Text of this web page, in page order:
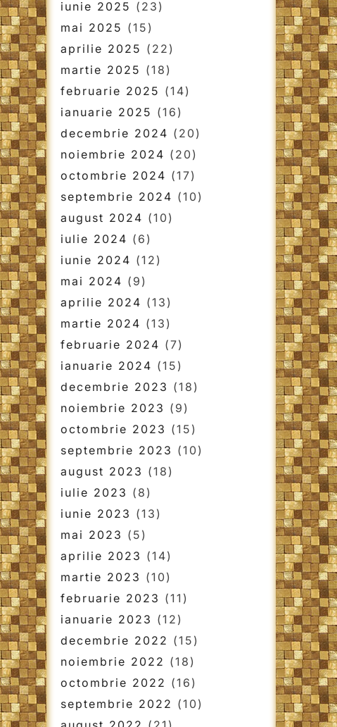
iunie 2025 (23)
mai 2025 (15)
aprilie 2025 (22)
martie 2025 (18)
februarie 2025 (14)
ianuarie 2025 (16)
decembrie 2024 (20)
noiembrie 2024 (20)
octombrie 2024 (17)
septembrie 2024 (10)
august 2024 (10)
iulie 2024 (6)
iunie 2024 (12)
mai 2024 (9)
aprilie 2024 (13)
martie 2024 (13)
februarie 2024 (7)
ianuarie 2024 (15)
decembrie 2023 (18)
noiembrie 2023 (9)
octombrie 2023 (15)
septembrie 2023 (10)
august 2023 (18)
iulie 2023 (8)
iunie 2023 (13)
mai 2023 (5)
aprilie 2023 (14)
martie 2023 (10)
februarie 2023 (11)
ianuarie 2023 (12)
decembrie 2022 (15)
noiembrie 2022 (18)
octombrie 2022 (16)
septembrie 2022 (10)